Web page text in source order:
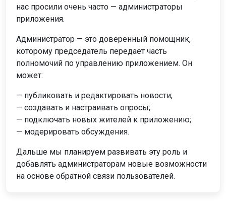
нас просили очень часто — администраторы
приложения.
Администратор — это доверенный помощник,
которому председатель передаёт часть
полномочий по управлению приложением. Он
может:
— публиковать и редактировать новости;
— создавать и настраивать опросы;
— подключать новых жителей к приложению;
— модерировать обсуждения.
Дальше мы планируем развивать эту роль и
добавлять администраторам новые возможности
на основе обратной связи пользователей.